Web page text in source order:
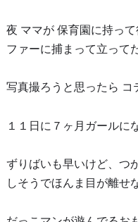
夜 ママが 保育園に持っ
ファーに捕まって立って
写真撮ろうと思ったら コ
１１日に７ヶ月ガールに
ずりばいも早いけど、つ
しそうでほんま目が離せ